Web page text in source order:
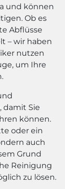
und können
Ob es
Abflüsse
– wir haben
nutzen
um Ihre
damit Sie
können.
oder ein
auch
Grund
Reinigung
zu lösen.